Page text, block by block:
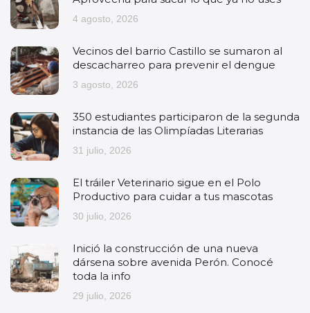
4 agosto, 2026
Vecinos del barrio Castillo se sumaron al
descacharreo para prevenir el dengue
3 agosto, 2026
350 estudiantes participaron de la segunda
instancia de las Olimpíadas Literarias
31 julio, 2026
El tráiler Veterinario sigue en el Polo
Productivo para cuidar a tus mascotas
30 julio, 2026
Inició la construcción de una nueva
dársena sobre avenida Perón. Conocé
toda la info
29 julio, 2026